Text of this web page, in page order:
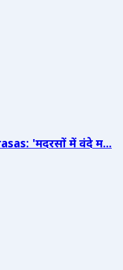
'मदरसों में वंदे म...